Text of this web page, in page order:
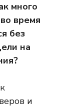
много
время
без
на
и